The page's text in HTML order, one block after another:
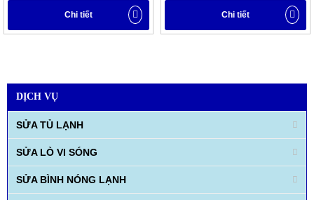
Chi tiết Chi tiết
DỊCH VỤ
SỬA TỦ LẠNH
SỬA LÒ VI SÓNG
SỬA BÌNH NÓNG LẠNH